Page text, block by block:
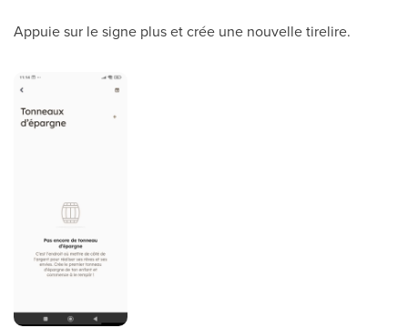
Appuie sur le signe plus et crée une nouvelle tirelire.